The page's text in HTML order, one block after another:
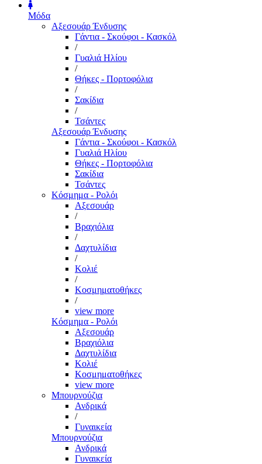
Μόδα
Αξεσουάρ Ένδυσης
Γάντια - Σκούφοι - Κασκόλ
/
Γυαλιά Ηλίου
/
Θήκες - Πορτοφόλια
/
Σακίδια
/
Τσάντες
Αξεσουάρ Ένδυσης
Γάντια - Σκούφοι - Κασκόλ
Γυαλιά Ηλίου
Θήκες - Πορτοφόλια
Σακίδια
Τσάντες
Κόσμημα - Ρολόι
Αξεσουάρ
/
Βραχιόλια
/
Δαχτυλίδια
/
Κολιέ
/
Κοσμηματοθήκες
/
view more
Κόσμημα - Ρολόι
Αξεσουάρ
Βραχιόλια
Δαχτυλίδια
Κολιέ
Κοσμηματοθήκες
view more
Μπουρνούζια
Ανδρικά
/
Γυναικεία
Μπουρνούζια
Ανδρικά
Γυναικεία